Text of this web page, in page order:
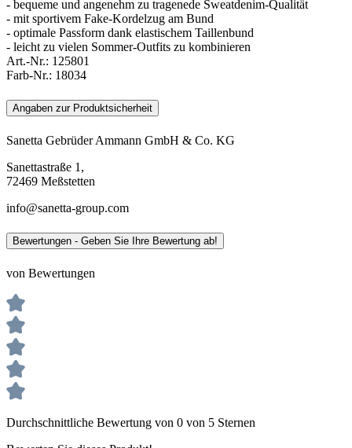
- bequeme und angenehm zu tragenede Sweatdenim-Qualität
- mit sportivem Fake-Kordelzug am Bund
- optimale Passform dank elastischem Taillenbund
- leicht zu vielen Sommer-Outfits zu kombinieren
Art.-Nr.: 125801
Farb-Nr.: 18034
Angaben zur Produktsicherheit
Sanetta Gebrüder Ammann GmbH & Co. KG
Sanettastraße 1,
72469 Meßstetten
info@sanetta-group.com
Bewertungen - Geben Sie Ihre Bewertung ab!
von Bewertungen
Durchschnittliche Bewertung von 0 von 5 Sternen